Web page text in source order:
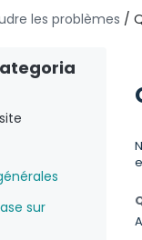
les problèmes /
sur